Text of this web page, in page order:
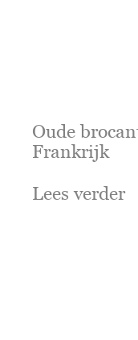
Oude
Frankrijk
Lees verder